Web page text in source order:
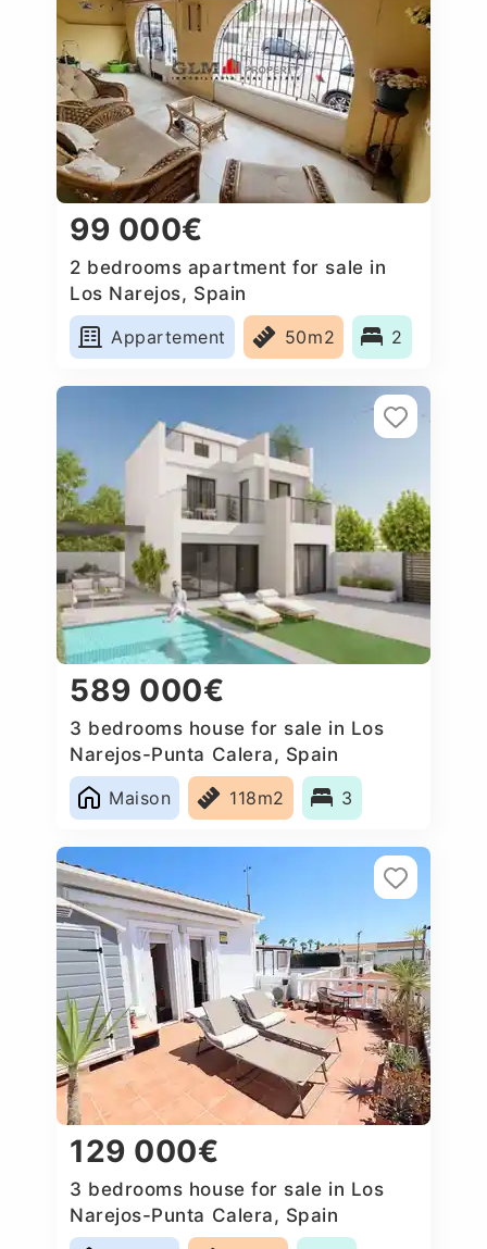
99 000€
2 bedrooms apartment for sale in
Los Narejos, Spain
Appartement
50m2 2
589 000€
3 bedrooms house for sale in Los
Narejos-Punta Calera, Spain
Maison
118m2 3
129 000€
3 bedrooms house for sale in Los
Narejos-Punta Calera, Spain